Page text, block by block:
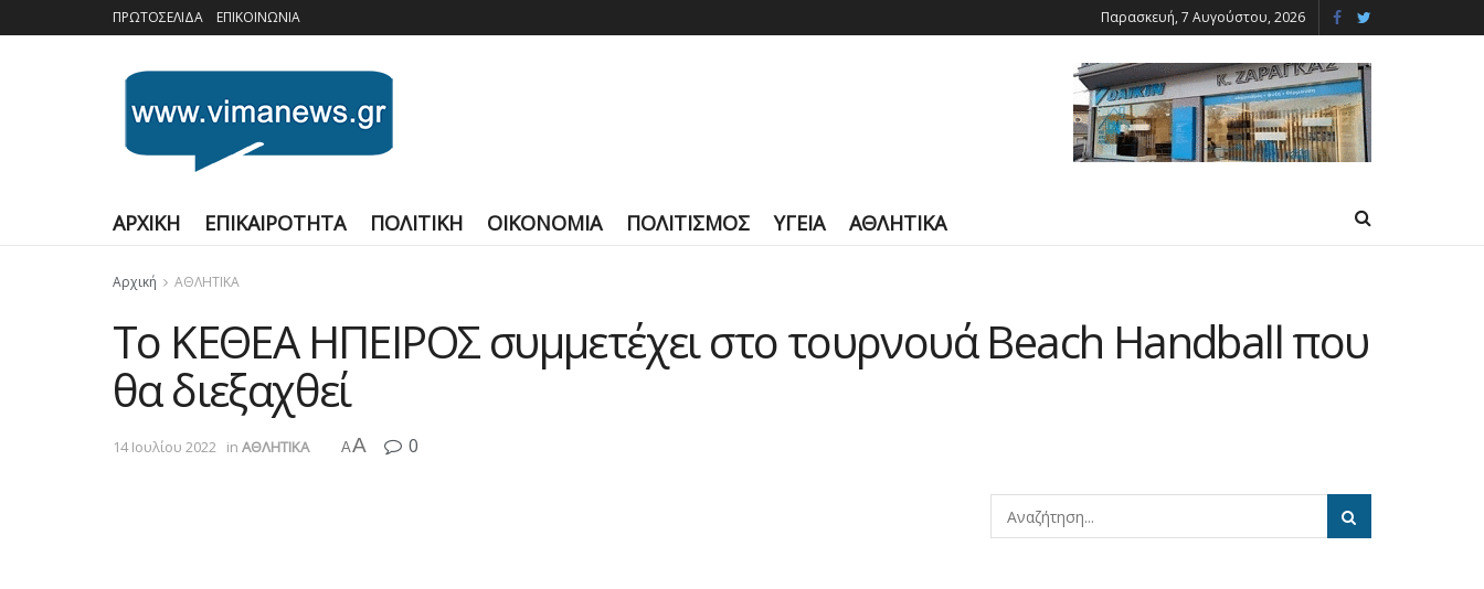
ΠΡΩΤΟΣΕΛΙΔΑ ΕΠΙΚΟΙΝΩΝΙΑ Παρασκευή, 7 Αυγούστου, 2026
ΑΡΧΙΚΗ ΕΠΙΚΑΙΡΟΤΗΤΑ ΠΟΛΙΤΙΚΗ ΟΙΚΟΝΟΜΙΑ ΠΟΛΙΤΙΣΜΟΣ ΥΓΕΙΑ ΑΘΛΗΤΙΚΑ
Αρχική ΑΘΛΗΤΙΚΑ
Το ΚΕΘΕΑ ΗΠΕΙΡΟΣ συμμετέχει στο τουρνουά Beach Handball που
θα διεξαχθεί
14 Ιουλίου 2022 in ΑΘΛΗΤΙΚΑ AA 0